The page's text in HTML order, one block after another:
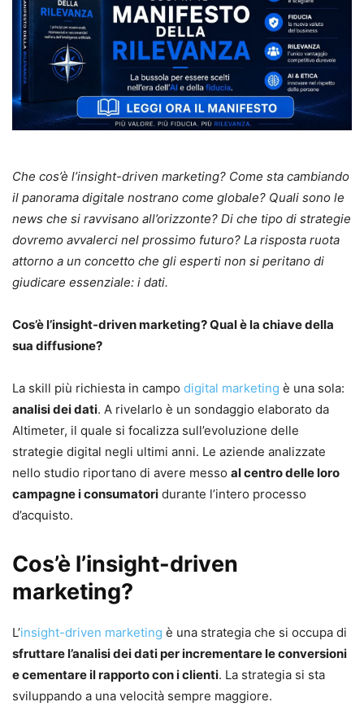
Che cos’è l’insight-driven marketing? Come sta cambiando
il panorama digitale nostrano come globale? Quali sono le
news che si ravvisano all’orizzonte? Di che tipo di strategie
dovremo avvalerci nel prossimo futuro? La risposta ruota
attorno a un concetto che gli esperti non si peritano di
giudicare essenziale: i dati.
Cos’è l’insight-driven marketing? Qual è la chiave della
sua diffusione?
La skill più richiesta in campo digital marketing è una sola:
analisi dei dati. A rivelarlo è un sondaggio elaborato da
Altimeter, il quale si focalizza sull’evoluzione delle
strategie digital negli ultimi anni. Le aziende analizzate
nello studio riportano di avere messo al centro delle loro
campagne i consumatori durante l’intero processo
d’acquisto.
Cos’è l’insight-driven
marketing?
L’insight-driven marketing è una strategia che si occupa di
sfruttare l’analisi dei dati per incrementare le conversioni
e cementare il rapporto con i clienti. La strategia si sta
sviluppando a una velocità sempre maggiore.